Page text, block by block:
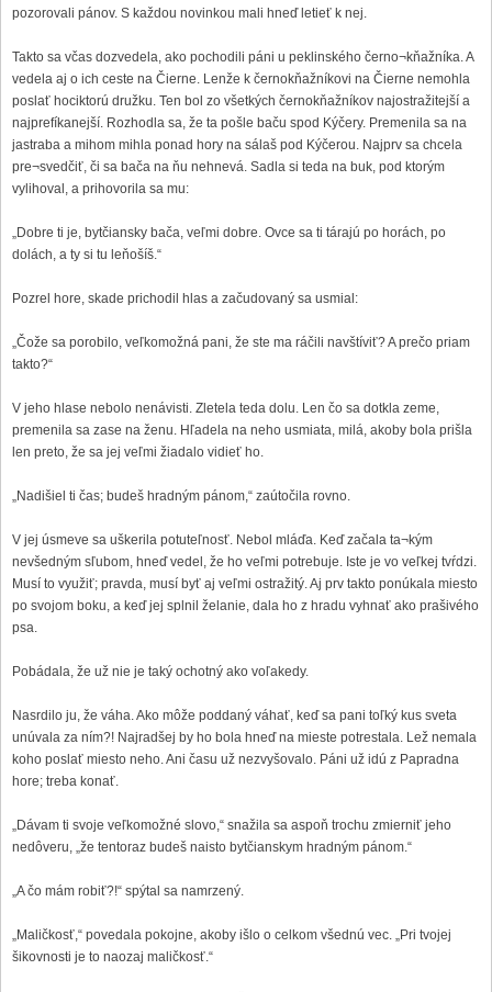
pozorovali pánov. S každou novinkou mali hneď letieť k nej.
Takto sa včas dozvedela, ako pochodili páni u peklinského černo¬kňažníka. A
vedela aj o ich ceste na Čierne. Lenže k černokňažníkovi na Čierne nemohla
poslať hociktorú družku. Ten bol zo všetkých černokňažníkov najostražitejší a
najprefíkanejší. Rozhodla sa, že ta pošle baču spod Kýčery. Premenila sa na
jastraba a mihom mihla ponad hory na sálaš pod Kýčerou. Najprv sa chcela
pre¬svedčiť, či sa bača na ňu nehnevá. Sadla si teda na buk, pod ktorým
vylihoval, a prihovorila sa mu:
„Dobre ti je, bytčiansky bača, veľmi dobre. Ovce sa ti tárajú po horách, po
dolách, a ty si tu leňošíš.“
Pozrel hore, skade prichodil hlas a začudovaný sa usmial:
„Čože sa porobilo, veľkomožná pani, že ste ma ráčili navštíviť? A prečo priam
takto?“
V jeho hlase nebolo nenávisti. Zletela teda dolu. Len čo sa dotkla zeme,
premenila sa zase na ženu. Hľadela na neho usmiata, milá, akoby bola prišla
len preto, že sa jej veľmi žiadalo vidieť ho.
„Nadišiel ti čas; budeš hradným pánom,“ zaútočila rovno.
V jej úsmeve sa uškerila potuteľnosť. Nebol mláďa. Keď začala ta¬kým
nevšedným sľubom, hneď vedel, že ho veľmi potrebuje. Iste je vo veľkej tvŕdzi.
Musí to využiť; pravda, musí byť aj veľmi ostražitý. Aj prv takto ponúkala miesto
po svojom boku, a keď jej splnil želanie, dala ho z hradu vyhnať ako prašivého
psa.
Pobádala, že už nie je taký ochotný ako voľakedy.
Nasrdilo ju, že váha. Ako môže poddaný váhať, keď sa pani toľký kus sveta
unúvala za ním?! Najradšej by ho bola hneď na mieste potrestala. Lež nemala
koho poslať miesto neho. Ani času už nezvyšovalo. Páni už idú z Papradna
hore; treba konať.
„Dávam ti svoje veľkomožné slovo,“ snažila sa aspoň trochu zmierniť jeho
nedôveru, „že tentoraz budeš naisto bytčianskym hradným pánom.“
„A čo mám robiť?!“ spýtal sa namrzený.
„Maličkosť,“ povedala pokojne, akoby išlo o celkom všednú vec. „Pri tvojej
šikovnosti je to naozaj maličkosť.“